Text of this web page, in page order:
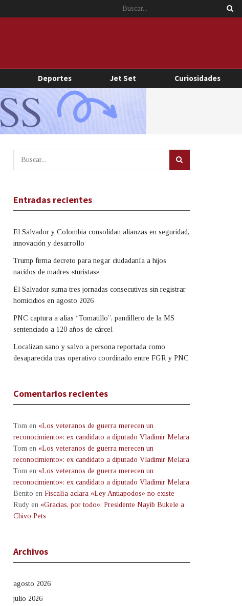
Deportes Jet Set Curiosidades
Entradas recientes
El Salvador y Colombia consolidan alianzas en seguridad,
innovación y desarrollo
Trump firma decreto para negar ciudadanía a hijos
nacidos de madres «turistas»
El Salvador suma tres jornadas consecutivas sin registrar
homicidios en agosto 2026
PNC captura a alias “Tomatillo”, pandillero de la MS
sentenciado a 120 años de cárcel
Localizan sano y salvo a persona reportada como
desaparecida tras operativo coordinado entre FGR y PNC
Comentarios recientes
Tom en «Los veteranos de guerra merecen un
reconocimiento»: ex candidato a diputado Vladimir Melara
Tom en «Los veteranos de guerra merecen un
reconocimiento»: ex candidato a diputado Vladimir Melara
Tom en «Los veteranos de guerra merecen un
reconocimiento»: ex candidato a diputado Vladimir Melara
Benito en Fiscalía aclara «Ley Antiapodos» no existe
Rudy en «Gracias, por todo»: Presidente Nayib Bukele a
Chivo Pets
Archivos
agosto 2026
julio 2026